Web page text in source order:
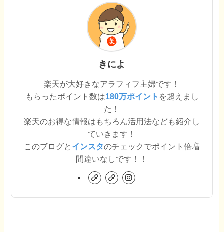
きによ
楽天が大好きなアラフィフ主婦です！
もらったポイント数は180万ポイント を超えまし
た！
楽天のお得な情報はもちろん活用法なども紹介し
ていきます！
このブログと インスタのチェックでポイント倍増
間違いなしです！！